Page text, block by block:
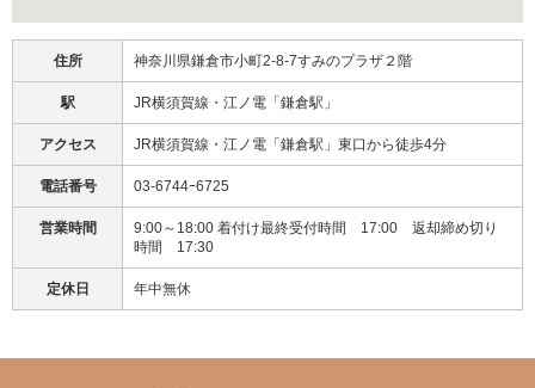
住所 神奈川県鎌倉市小町2-8-7すみのプラザ２階
駅 JR横須賀線・江ノ電「鎌倉駅」
アクセス JR横須賀線・江ノ電「鎌倉駅」東口から徒歩4分
電話番号 03-6744ｰ6725
営業時間
9:00～18:00 着付け最終受付時間 17:00 返却締め切り
時間 17:30
定休日 年中無休